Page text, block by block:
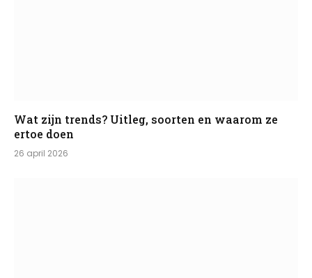
Wat zijn trends? Uitleg, soorten en waarom ze
ertoe doen
26 april 2026